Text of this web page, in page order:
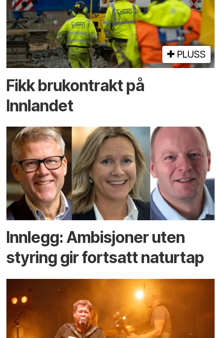
PLUSS
Fikk brukontrakt på
Innlandet
Innlegg: Ambisjoner uten
styring gir fortsatt naturtap